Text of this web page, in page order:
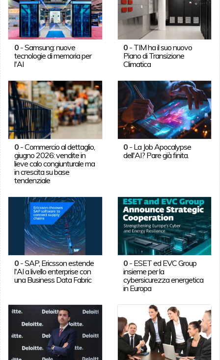
0-Samsung: nuove
tecnologie di memoria per
l'AI
0 - TIM ha il suo nuovo
Piano di Transizione
Climatica
0-Commercio al dettaglio,
giugno 2026: vendite in
lieve calo congiunturale ma
in crescita su base
tendenziale
0 - La Job Apocalypse
dell'AI? Pare già finita.
0-SAP, Ericsson estende
l'AI a livello enterprise con
una Business Data Fabric
0 - ESET ed EVC Group
insieme per la
cybersicurezza energetica
in Europa